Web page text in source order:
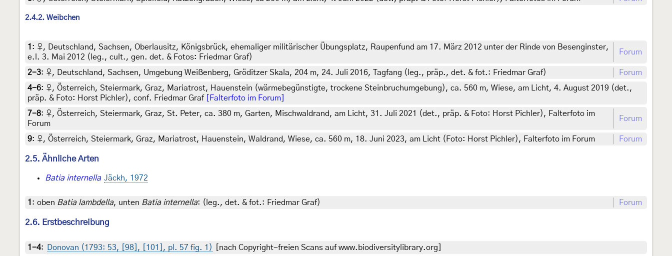
2.4.2. Weibchen
1 : ♀, Deutschland, Sachsen, Oberlausitz, Königsbrück, ehemaliger militärischer Übungsplatz, Raupenfund am 17. März 2012 unter der Rinde von Besenginster,
e.l. 3. Mai 2012 (leg., cult., gen. det. & Fotos: Friedmar Graf)
Forum
2-3: ♀, Deutschland, Sachsen, Umgebung Weißenberg, Gröditzer Skala, 204 m, 24. Juli 2016, Tagfang (leg., präp., det. & fot.: Friedmar Graf)
Forum
4-6: ♀, Österreich, Steiermark, Graz, Mariatrost, Hauenstein (wärmebegünstigte, trockene Steinbruchumgebung), ca. 560 m, Wiese, am Licht, 4. August 2019 (det.,
präp. & Foto: Horst Pichler), conf. Friedmar Graf
[Falterfoto im Forum]
7-8: ♀, Österreich, Steiermark, Graz, St. Peter, ca. 380 m, Garten, Mischwaldrand, am Licht, 31. Juli 2021 (det., präp. & Foto: Horst Pichler), Falterfoto im
Forum
Forum
9: ♀, Österreich, Steiermark, Graz, Mariatrost, Hauenstein, Waldrand, Wiese, ca. 560 m, 18. Juni 2023, am Licht (Foto: Horst Pichler), Falterfoto im Forum Forum
2.5. Ähnliche Arten
Batia internella Jäckh, 1972
1 : oben Batia lambdella, unten Batia internella: (leg., det. & fot.: Friedmar Graf) Forum
2.6. Erstbeschreibung
1-4: Donovan (1793: 53, [98], [101], pl. 57 fig. 1) [nach Copyright-freien Scans auf www.biodiversitylibrary.org]